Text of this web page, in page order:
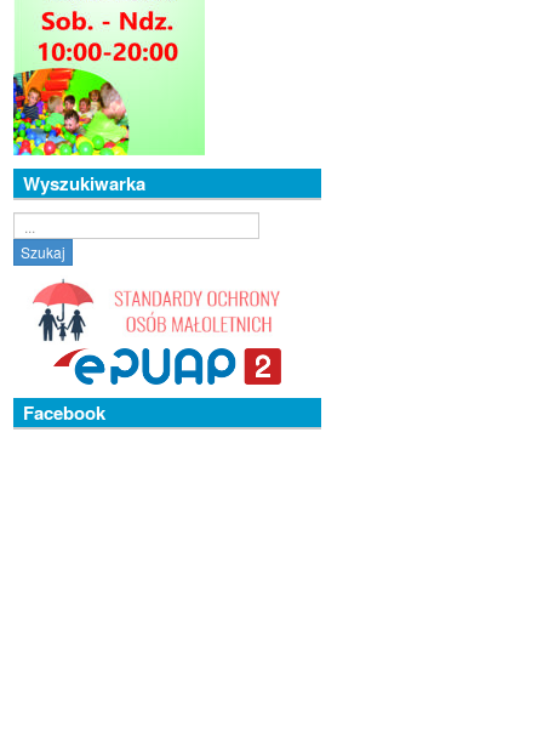
Wyszukiwarka
Szukaj
Facebook